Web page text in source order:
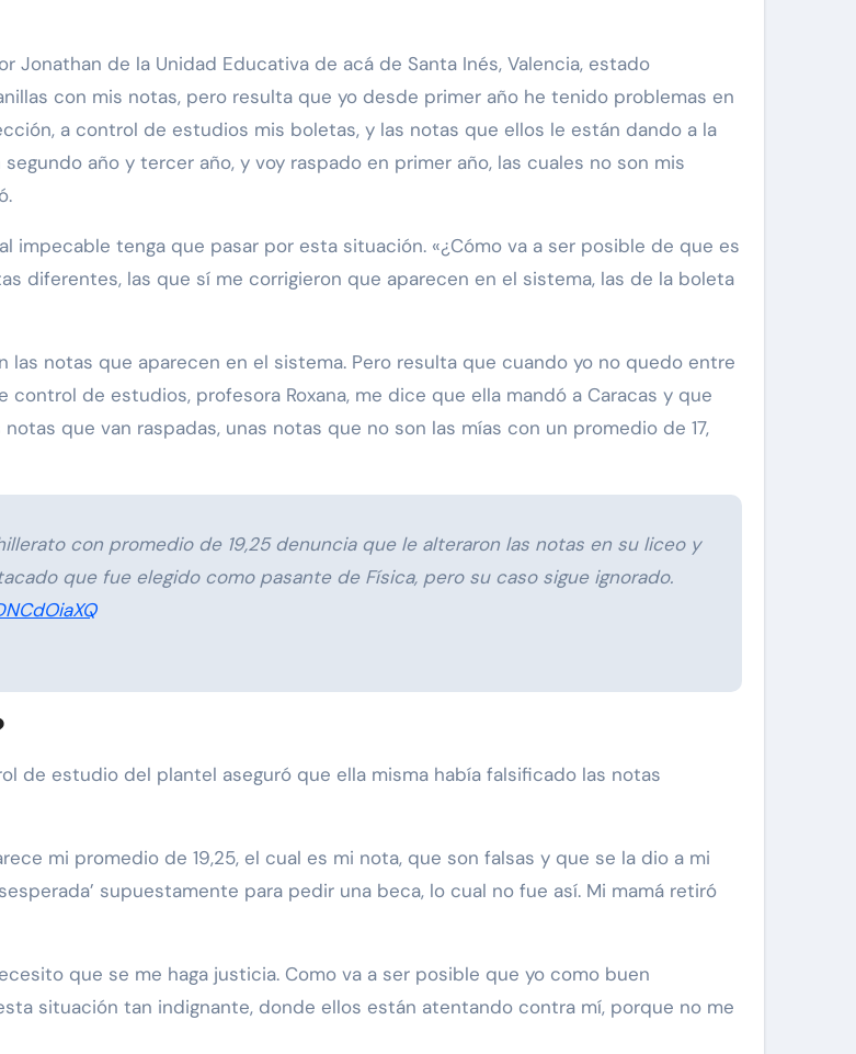
Jonathan de la Unidad Educativa de acá de Santa Inés, Valencia, estado
con mis notas, pero resulta que yo desde primer año he tenido problemas en
a control de estudios mis boletas, y las notas que ellos le están dando a la
año y tercer año, y voy raspado en primer año, las cuales no son mis
tenga que pasar por esta situación. «¿Cómo va a ser posible de que es
diferentes, las que sí me corrigieron que aparecen en el sistema, las de la boleta
notas que aparecen en el sistema. Pero resulta que cuando yo no quedo entre
de estudios, profesora Roxana, me dice que ella mandó a Caracas y que
que van raspadas, unas notas que no son las mías con un promedio de 17,
con promedio de 19,25 denuncia que le alteraron las notas en su liceo y
que fue elegido como pasante de Física, pero su caso sigue ignorado.
de estudio del plantel aseguró que ella misma había falsificado las notas
mi promedio de 19,25, el cual es mi nota, que son falsas y que se la dio a mi
supuestamente para pedir una beca, lo cual no fue así. Mi mamá retiró
que se me haga justicia. Como va a ser posible que yo como buen
situación tan indignante, donde ellos están atentando contra mí, porque no me